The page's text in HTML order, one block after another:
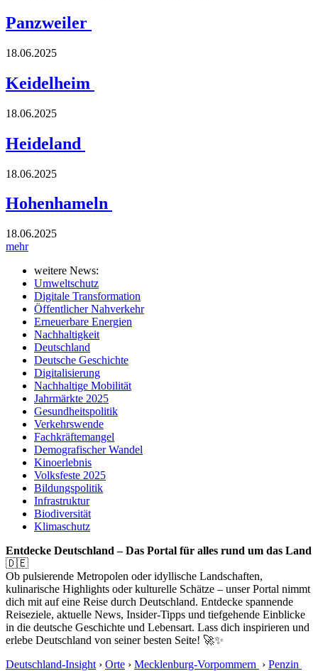
Panzweiler
18.06.2025
Keidelheim
18.06.2025
Heideland
18.06.2025
Hohenhameln
18.06.2025
mehr
weitere News:
Umweltschutz
Digitale Transformation
Öffentlicher Nahverkehr
Erneuerbare Energien
Nachhaltigkeit
Deutschland
Deutsche Geschichte
Digitalisierung
Nachhaltige Mobilität
Jahrmärkte 2025
Gesundheitspolitik
Verkehrswende
Fachkräftemangel
Demografischer Wandel
Kinoerlebnis
Volksfeste 2025
Bildungspolitik
Infrastruktur
Biodiversität
Klimaschutz
Entdecke Deutschland – Das Portal für alles rund um das Land
🇩🇪
Ob pulsierende Metropolen oder idyllische Landschaften,
kulinarische Highlights oder kulturelle Schätze – unser Portal nimmt
dich mit auf eine Reise durch Deutschland. Entdecke spannende
Reiseziele, aktuelle News, Insider-Tipps und tiefgehende Einblicke
in die deutsche Geschichte und Lebensart. Lass dich inspirieren und
erlebe Deutschland von seiner besten Seite! 🚀✨
Deutschland-Insight › Orte › Mecklenburg-Vorpommern › Penzin